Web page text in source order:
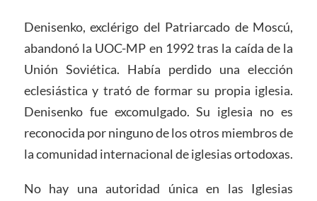
Denisenko, exclérigo del Patriarcado de Moscú,
abandonó la UOC-MP en 1992 tras la caída de la
Unión Soviética. Había perdido una elección
eclesiástica y trató de formar su propia iglesia.
Denisenko fue excomulgado. Su iglesia no es
reconocida por ninguno de los otros miembros de
la comunidad internacional de iglesias ortodoxas.
No hay una autoridad única en las Iglesias